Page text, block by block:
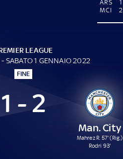
ARS
1
MCI
2
LEAGUE
- SABATO 1 GENNAIO 2022
FINE
1 - 2
Man. City
Mahrez R. 57' (Rig.)
Rodri 93'